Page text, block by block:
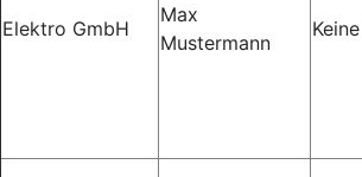
Elektro GmbH
Max
Mustermann